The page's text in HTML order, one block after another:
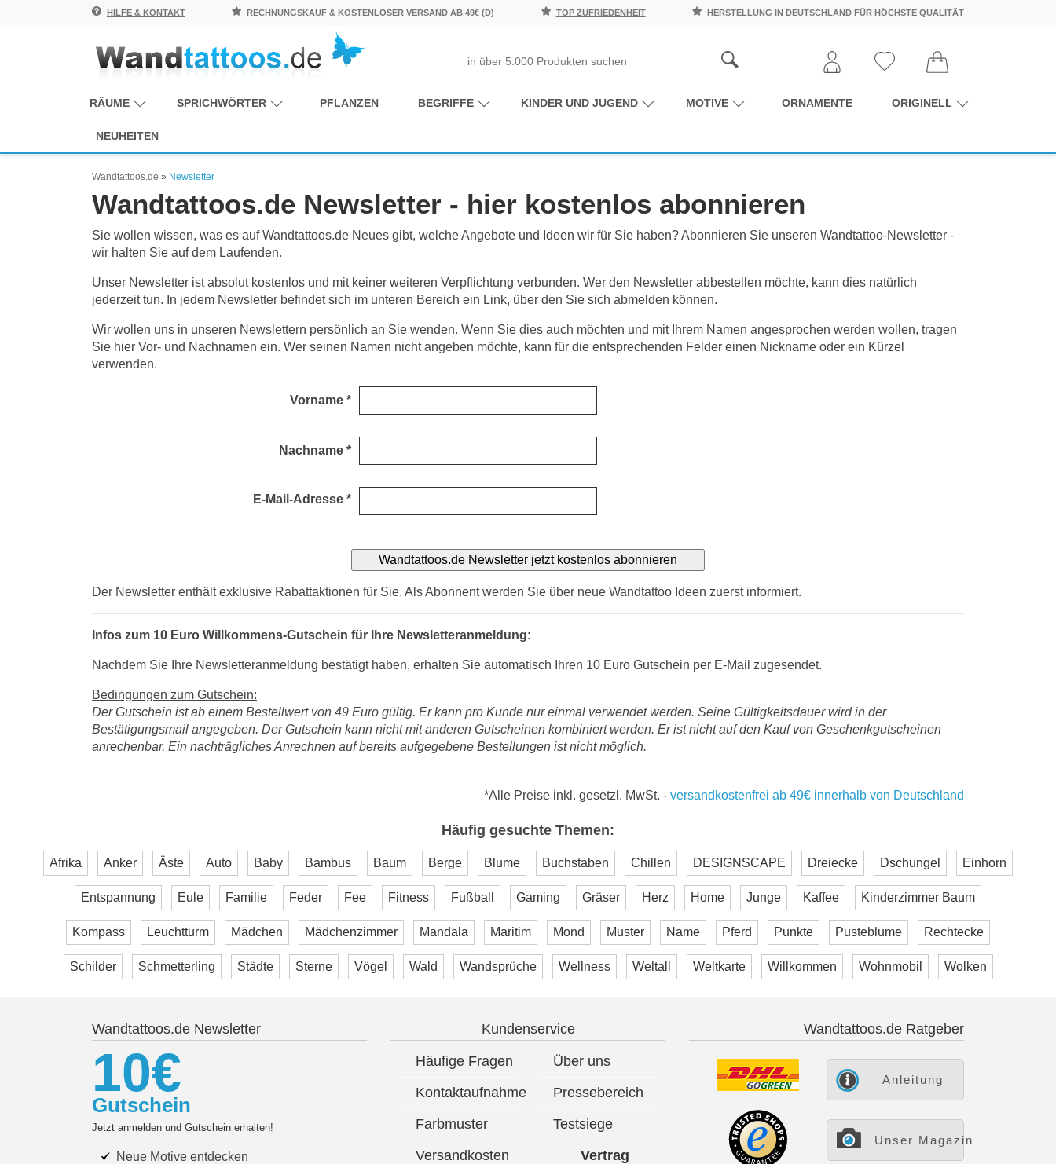
HILFE & KONTAKT RECHNUNGSKAUF & KOSTENLOSER VERSAND AB 49€ (D) TOP ZUFRIEDENHEIT HERSTELLUNG IN DEUTSCHLAND FÜR HÖCHSTE QUALITÄT
RÄUME SPRICHWÖRTER PFLANZEN BEGRIFFE KINDER UND JUGEND MOTIVE ORNAMENTE ORIGINELL
NEUHEITEN
Wandtattoos.de » Newsletter
Wandtattoos.de Newsletter - hier kostenlos abonnieren
Sie wollen wissen, was es auf Wandtattoos.de Neues gibt, welche Angebote und Ideen wir für Sie haben? Abonnieren Sie unseren Wandtattoo-Newsletter -
wir halten Sie auf dem Laufenden.
Unser Newsletter ist absolut kostenlos und mit keiner weiteren Verpflichtung verbunden. Wer den Newsletter abbestellen möchte, kann dies natürlich
jederzeit tun. In jedem Newsletter befindet sich im unteren Bereich ein Link, über den Sie sich abmelden können.
Wir wollen uns in unseren Newslettern persönlich an Sie wenden. Wenn Sie dies auch möchten und mit Ihrem Namen angesprochen werden wollen, tragen
Sie hier Vor- und Nachnamen ein. Wer seinen Namen nicht angeben möchte, kann für die entsprechenden Felder einen Nickname oder ein Kürzel
verwenden.
Vorname *
Nachname *
E-Mail-Adresse *
Der Newsletter enthält exklusive Rabattaktionen für Sie. Als Abonnent werden Sie über neue Wandtattoo Ideen zuerst informiert.
Infos zum 10 Euro Willkommens-Gutschein für Ihre Newsletteranmeldung:
Nachdem Sie Ihre Newsletteranmeldung bestätigt haben, erhalten Sie automatisch Ihren 10 Euro Gutschein per E-Mail zugesendet.
Bedingungen zum Gutschein:
Der Gutschein ist ab einem Bestellwert von 49 Euro gültig. Er kann pro Kunde nur einmal verwendet werden. Seine Gültigkeitsdauer wird in der
Bestätigungsmail angegeben. Der Gutschein kann nicht mit anderen Gutscheinen kombiniert werden. Er ist nicht auf den Kauf von Geschenkgutscheinen
anrechenbar. Ein nachträgliches Anrechnen auf bereits aufgegebene Bestellungen ist nicht möglich.
*Alle Preise inkl. gesetzl. MwSt. - versandkostenfrei ab 49€ innerhalb von Deutschland
Häufig gesuchte Themen:
Afrika Anker Äste Auto Baby Bambus Baum Berge Blume Buchstaben Chillen DESIGNSCAPE Dreiecke Dschungel Einhorn
Entspannung Eule Familie Feder Fee Fitness Fußball Gaming Gräser Herz Home Junge Kaffee Kinderzimmer Baum
Kompass Leuchtturm Mädchen Mädchenzimmer Mandala Maritim Mond Muster Name Pferd Punkte Pusteblume Rechtecke
Schilder Schmetterling Städte Sterne Vögel Wald Wandsprüche Wellness Weltall Weltkarte Willkommen Wohnmobil Wolken
Wandtattoos.de Newsletter
10€
Gutschein
Jetzt anmelden und Gutschein erhalten!
Neue Motive entdecken
Kundenservice
Häufige Fragen
Über uns
Kontaktaufnahme
Pressebereich
Farbmuster
Testsiege
Versandkosten
Vertrag
Wandtattoos.de Ratgeber
Anleitung
Unser Magazin